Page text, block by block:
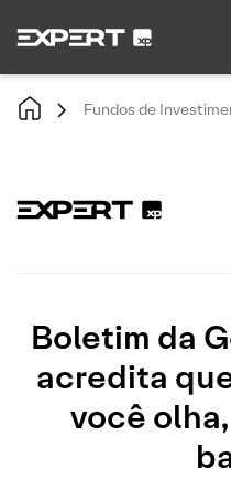
Fundos de
Boletim da
acredita
você